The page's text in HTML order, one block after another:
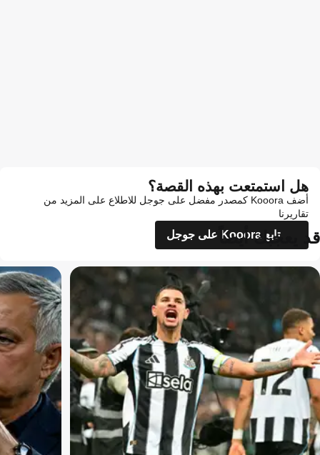
هل استمتعت بهذه القصة؟
أضف Kooora كمصدر مفضل على جوجل للاطلاع على المزيد من
تقاريرنا
تابع Kooora على جوجل
قد يعجبك أيضاً